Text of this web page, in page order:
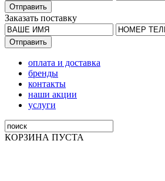
Заказать поставку
оплата и доставка
бренды
контакты
наши акции
услуги
КОРЗИНА ПУСТА